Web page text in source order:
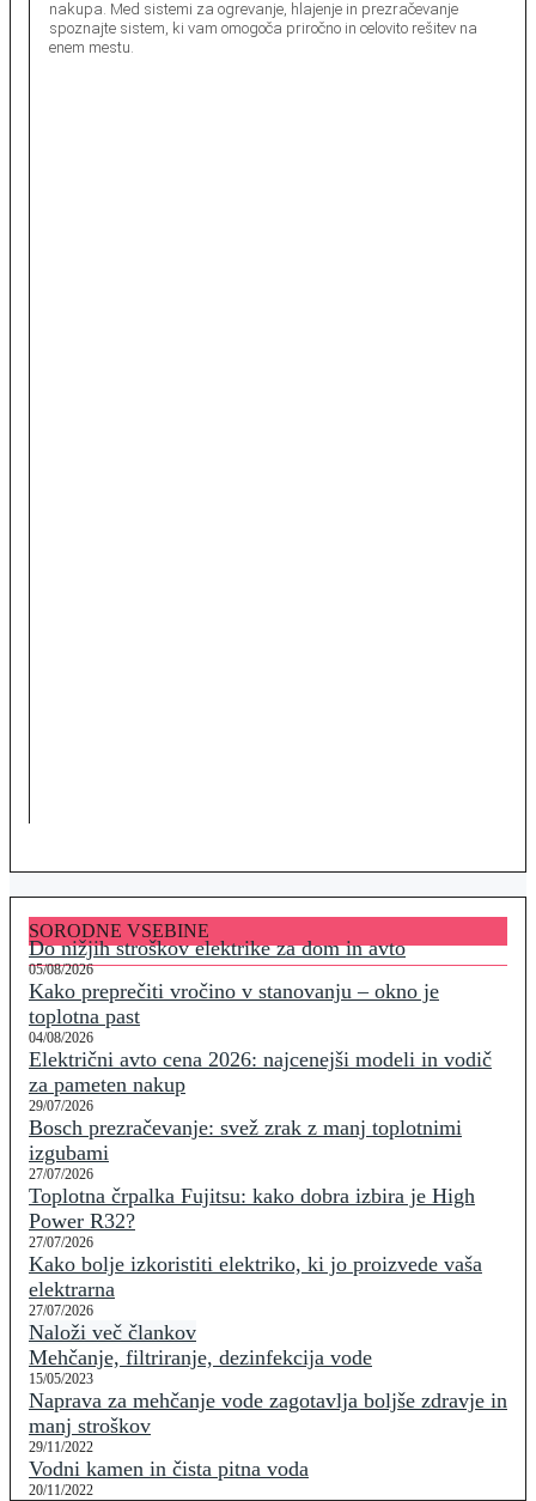
nakupa. Med sistemi za ogrevanje, hlajenje in prezračevanje
spoznajte sistem, ki vam omogoča priročno in celovito rešitev na
enem mestu.
SORODNE VSEBINE
Do nižjih stroškov elektrike za dom in avto
05/08/2026
Kako preprečiti vročino v stanovanju – okno je
toplotna past
04/08/2026
Električni avto cena 2026: najcenejši modeli in vodič
za pameten nakup
29/07/2026
Bosch prezračevanje: svež zrak z manj toplotnimi
izgubami
27/07/2026
Toplotna črpalka Fujitsu: kako dobra izbira je High
Power R32?
27/07/2026
Kako bolje izkoristiti elektriko, ki jo proizvede vaša
elektrarna
27/07/2026
Naloži več člankov
Mehčanje, filtriranje, dezinfekcija vode
15/05/2023
Naprava za mehčanje vode zagotavlja boljše zdravje in
manj stroškov
29/11/2022
Vodni kamen in čista pitna voda
20/11/2022